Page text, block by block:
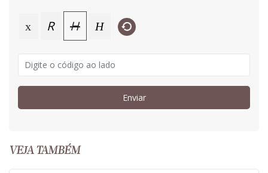
x R H H
Enviar
VEJA TAMBÉM